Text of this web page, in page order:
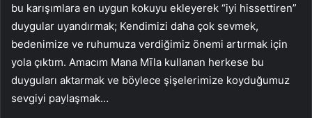
bu karışımlara en uygun kokuyu ekleyerek “iyi hissettiren”
duygular uyandırmak; Kendimizi daha çok sevmek,
bedenimize ve ruhumuza verdiğimiz önemi artırmak için
yola çıktım. Amacım Mana Mīla kullanan herkese bu
duyguları aktarmak ve böylece şişelerimize koyduğumuz
sevgiyi paylaşmak…